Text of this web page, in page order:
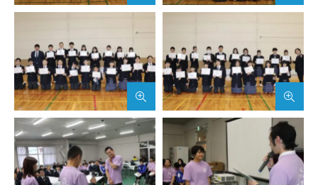
武蔵野学院
武蔵野学院大学大学院
武蔵野学院大学
武蔵野短期大学
武蔵野短期大学
附属幼稚園・保育園